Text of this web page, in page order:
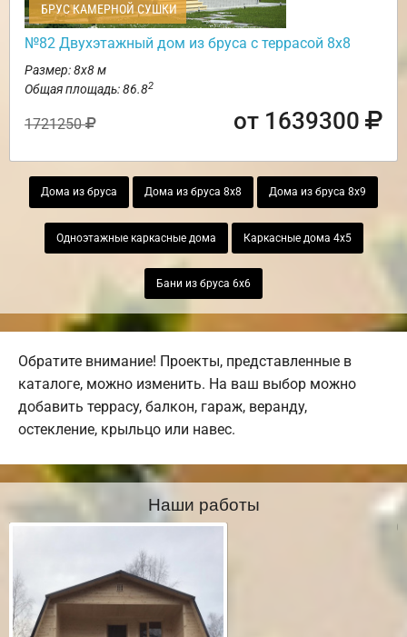
БРУС КАМЕРНОЙ СУШКИ
№82 Двухэтажный дом из бруса с террасой 8х8
Размер: 8х8 м
Общая площадь: 86.82
1721250 от 1639300
Дома из бруса Дома из бруса 8х8 Дома из бруса 8х9
Одноэтажные каркасные дома Каркасные дома 4х5
Бани из бруса 6х6
Обратите внимание! Проекты, представленные в
каталоге, можно изменить. На ваш выбор можно
добавить террасу, балкон, гараж, веранду,
остекление, крыльцо или навес.
Наши работы